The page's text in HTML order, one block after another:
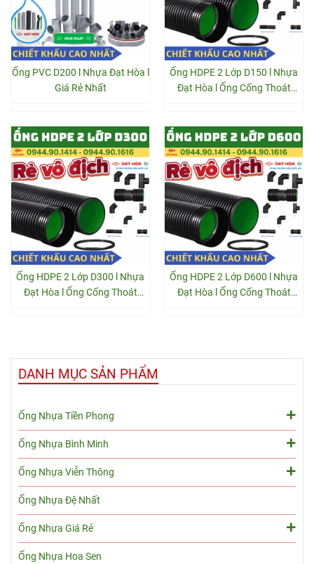
Ống PVC D200 l Nhựa Đạt Hòa l
Giá Rẻ Nhất
Ống HDPE 2 Lớp D150 l Nhựa
Đạt Hòa l Ống Cống Thoát
Ống HDPE 2 Lớp D300 l Nhựa
Đạt Hòa l Ống Cống Thoát
Ống HDPE 2 Lớp D600 l Nhựa
Đạt Hòa l Ống Cống Thoát
DANH MỤC SẢN PHẨM
Ống Nhựa Tiền Phong
Ống Nhựa Bình Minh
Ống Nhựa Viễn Thông
Ống Nhựa Đệ Nhất
Ống Nhựa Giá Rẻ
Ống Nhựa Hoa Sen